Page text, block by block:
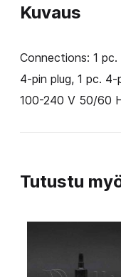
Kuvaus
Connections: 1 pc.
4-pin plug, 1 pc.
100-240 V 50/60
Tutustu